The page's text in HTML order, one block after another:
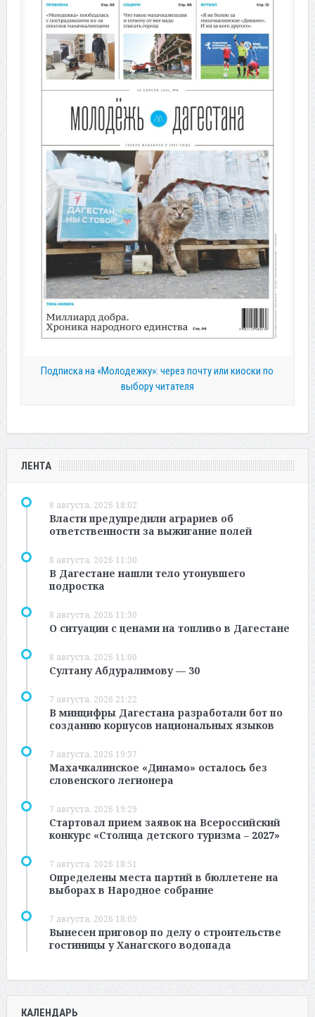
Подписка на «Молодежку»: через почту или киоски по
выбору читателя
ЛЕНТА
8 августа, 2026 18:02
Власти предупредили аграриев об
ответственности за выжигание полей
8 августа, 2026 11:30
В Дагестане нашли тело утонувшего
подростка
8 августа, 2026 11:30
О ситуации с ценами на топливо в Дагестане
8 августа, 2026 11:00
Султану Абдуралимову — 30
7 августа, 2026 21:22
В минцифры Дагестана разработали бот по
созданию корпусов национальных языков
7 августа, 2026 19:37
Махачкалинское «Динамо» осталось без
словенского легионера
7 августа, 2026 19:29
Стартовал прием заявок на Всероссийский
конкурс «Столица детского туризма – 2027»
7 августа, 2026 18:51
Определены места партий в бюллетене на
выборах в Народное собрание
7 августа, 2026 18:05
Вынесен приговор по делу о строительстве
гостиницы у Ханагского водопада
КАЛЕНДАРЬ